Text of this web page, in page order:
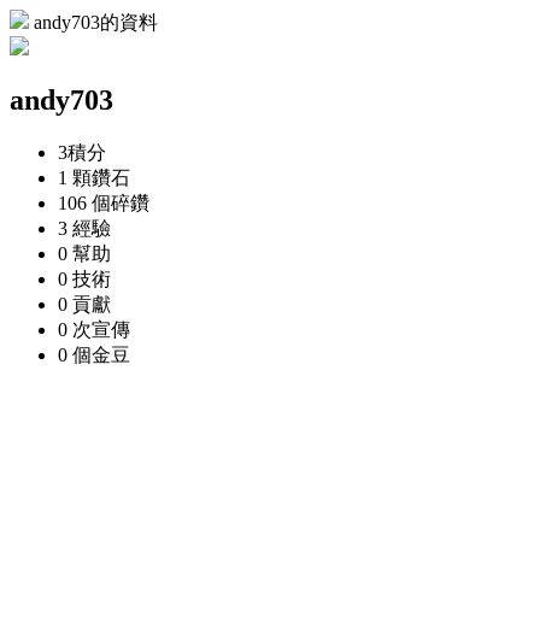
andy703的資料
andy703
3積分
1 顆鑽石
106 個碎鑽
3 經驗
0 幫助
0 技術
0 貢獻
0 次宣傳
0 個金豆